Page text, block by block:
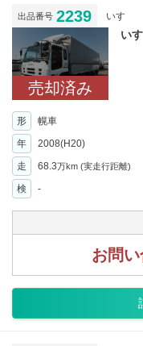
出品番号 2239 いすゞ
売却済み
い
形 幌車
年
2008(H20)
走 68.3万km (実走行距離)
検
-
お問い